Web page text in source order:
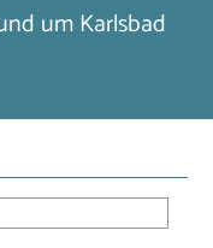
um Karlsbad